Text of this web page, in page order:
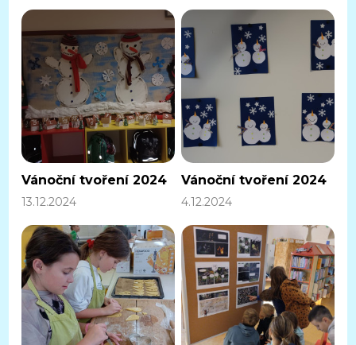
Vánoční tvoření 2024
13.12.2024
Vánoční tvoření 2024
4.12.2024